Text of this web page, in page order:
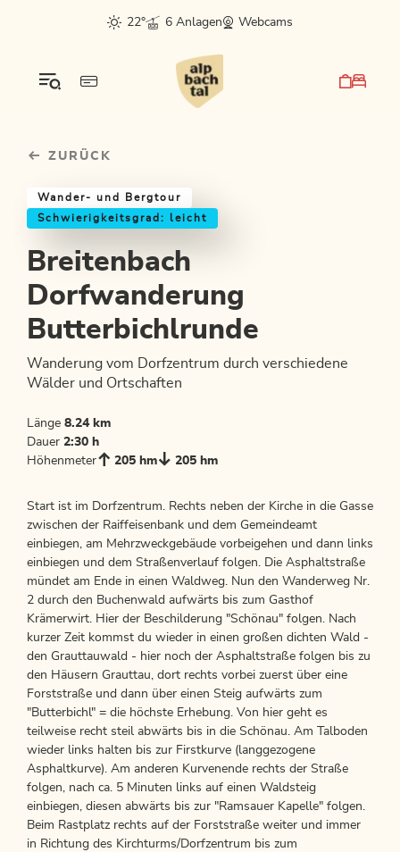
sr.skip-to.main-content
sr.skip-to.table-of-contents
sr.skip-to.main-navigation
22°
6 Anlagen Webcams
ZURÜCK
Wander- und Bergtour
Schwierigkeitsgrad: leicht
Breitenbach
Dorfwanderung
Butterbichlrunde
Wanderung vom Dorfzentrum durch verschiedene
Wälder und Ortschaften
Länge 8.24 km
Dauer 2:30 h
Höhenmeter
205 hm 205 hm
Start ist im Dorfzentrum. Rechts neben der Kirche in die Gasse
zwischen der Raiffeisenbank und dem Gemeindeamt
einbiegen, am Mehrzweckgebäude vorbeigehen und dann links
einbiegen und dem Straßenverlauf folgen. Die Asphaltstraße
mündet am Ende in einen Waldweg. Nun den Wanderweg Nr.
2 durch den Buchenwald aufwärts bis zum Gasthof
Krämerwirt. Hier der Beschilderung "Schönau" folgen. Nach
kurzer Zeit kommst du wieder in einen großen dichten Wald -
den Grauttauwald - hier noch der Asphaltstraße folgen bis zu
den Häusern Grauttau, dort rechts vorbei zuerst über eine
Forststraße und dann über einen Steig aufwärts zum
"Butterbichl" = die höchste Erhebung. Von hier geht es
teilweise recht steil abwärts bis in die Schönau. Am Talboden
wieder links halten bis zur Firstkurve (langgezogene
Asphaltkurve). Am anderen Kurvenende rechts der Straße
folgen, nach ca. 5 Minuten links auf einen Waldsteig
einbiegen, diesen abwärts bis zur "Ramsauer Kapelle" folgen.
Beim Rastplatz rechts auf der Forststraße weiter und immer
in Richtung des Kirchturms/Dorfzentrum bis zum